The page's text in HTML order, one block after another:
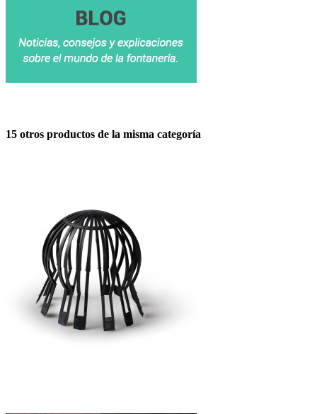
15 otros productos de la misma categoría